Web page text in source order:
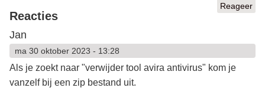
Reageer
Reacties
Jan
ma 30 oktober 2023 - 13:28
Als je zoekt naar "verwijder tool avira antivirus" kom je
vanzelf bij een zip bestand uit.